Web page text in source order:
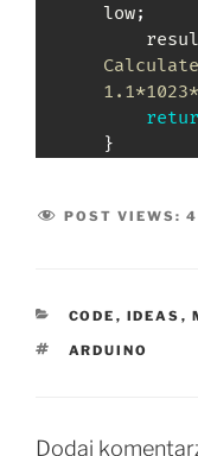
low;
}
POST VIEWS:
KATEGORIE
CODE , IDEAS ,
TAGI
ARDUINO
Dodaj